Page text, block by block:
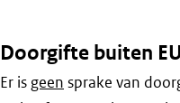
Doorgifte buiten EU
Er is geen sprake van